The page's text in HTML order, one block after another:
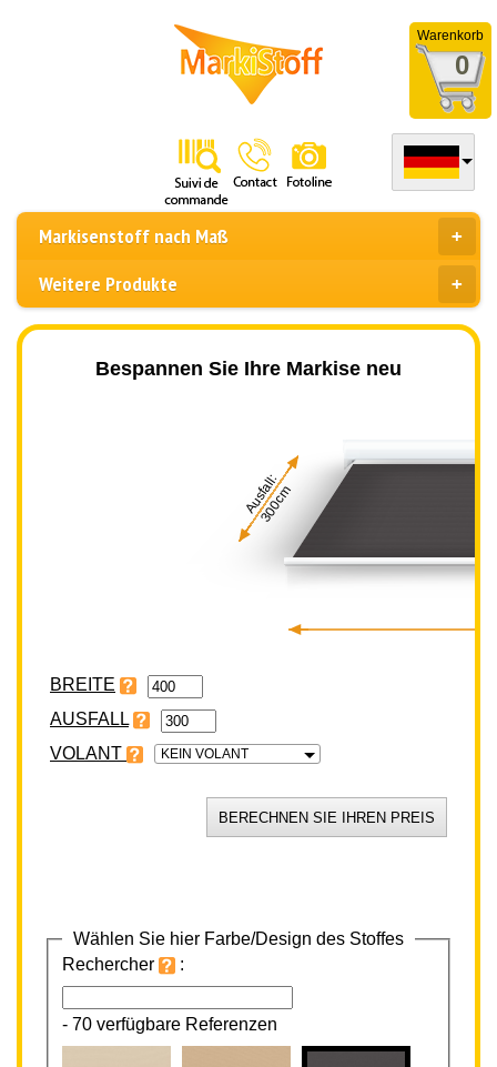
Warenkorb
0
Markisenstoff nach Maß
Weitere Produkte
Bespannen Sie Ihre Markise neu
Ausfall:
300cm
BREITE
VOLANT KEIN VOLANT
Wählen Sie hier Farbe/Design des Stoffes
Rechercher
:
- 70 verfügbare Referenzen